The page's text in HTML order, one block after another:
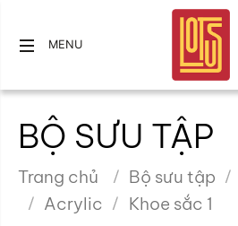
MENU
BỘ SƯU TẬP
Trang chủ Bộ sưu tập
Acrylic
Khoe sắc 1